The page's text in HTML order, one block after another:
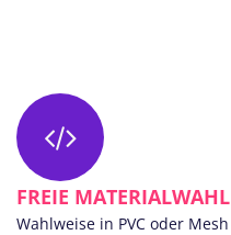
FREIE MATERIALWAHL​
Wahlweise in PVC oder Mesh